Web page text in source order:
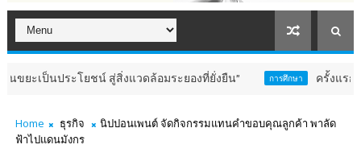
ป็นประโยชน์ สู่สิ่งแวดล้อมระยองที่ยั่งยืน” การศึกษา ครั้งแรกในไทย!
Home ธุรกิจ
นิปปอนเพนต์ จัดกิจกรรมแทนคำขอบคุณลูกค้า พาลัด
ฟ้าไปแดนมังกร